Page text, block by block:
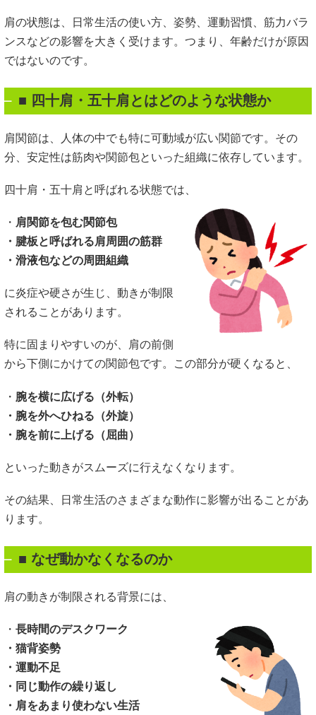
肩の状態は、日常生活の使い方、姿勢、運動習慣、筋力バラ
ンスなどの影響を大きく受けます。つまり、年齢だけが原因
ではないのです。
■ 四十肩・五十肩とはどのような状態か
肩関節は、人体の中でも特に可動域が広い関節です。その
分、安定性は筋肉や関節包といった組織に依存しています。
四十肩・五十肩と呼ばれる状態では、
・ 肩関節を包む関節包
・腱板と呼ばれる肩周囲の筋群
・滑液包などの周囲組織
に炎症や硬さが生じ、動きが制限
されることがあります。
特に固まりやすいのが、肩の前側
から下側にかけての関節包です。この部分が硬くなると、
・ 腕を横に広げる（外転）
・腕を外へひねる（外旋）
・腕を前に上げる（屈曲）
といった動きがスムーズに行えなくなります。
その結果、日常生活のさまざまな動作に影響が出ることがあ
ります。
■ なぜ動かなくなるのか
肩の動きが制限される背景には、
・ 長時間のデスクワーク
・猫背姿勢
・運動不足
・同じ動作の繰り返し
・肩をあまり使わない生活